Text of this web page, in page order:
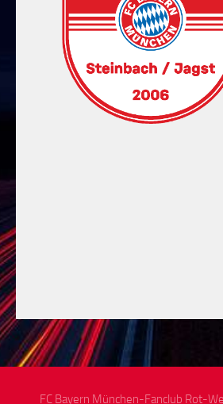
FC Bayern München-Fanclub Rot-